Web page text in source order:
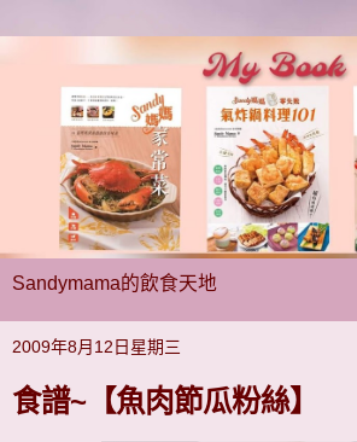
Sandymama的飲食天地
2009年8月12日星期三
食譜~【魚肉節瓜粉絲】